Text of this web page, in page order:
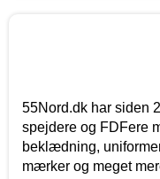
55Nord.dk har siden
spejdere og FDFere
beklædning,
mærker og meget